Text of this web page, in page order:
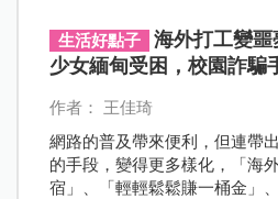
生活好點子
海外打工變噩
少女緬甸受困，校園詐騙
作者： 王佳琦
網路的普及帶來便利，但連帶
的手段，變得更多樣化，「海
宿」、「輕輕鬆鬆賺一桶金」